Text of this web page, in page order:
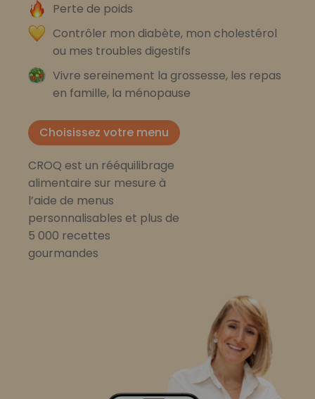
Perte de poids
Contrôler mon diabète, mon cholestérol
ou mes troubles digestifs
Vivre sereinement la grossesse, les repas
en famille, la ménopause
Choisissez votre menu
CROQ est un rééquilibrage
alimentaire sur mesure à
l’aide de menus
personnalisables et plus de
5 000 recettes
gourmandes